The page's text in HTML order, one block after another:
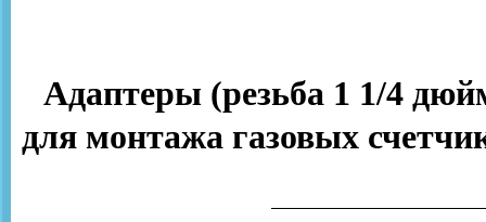
Адаптеры (резьба 1 1/4
для монтажа газовых